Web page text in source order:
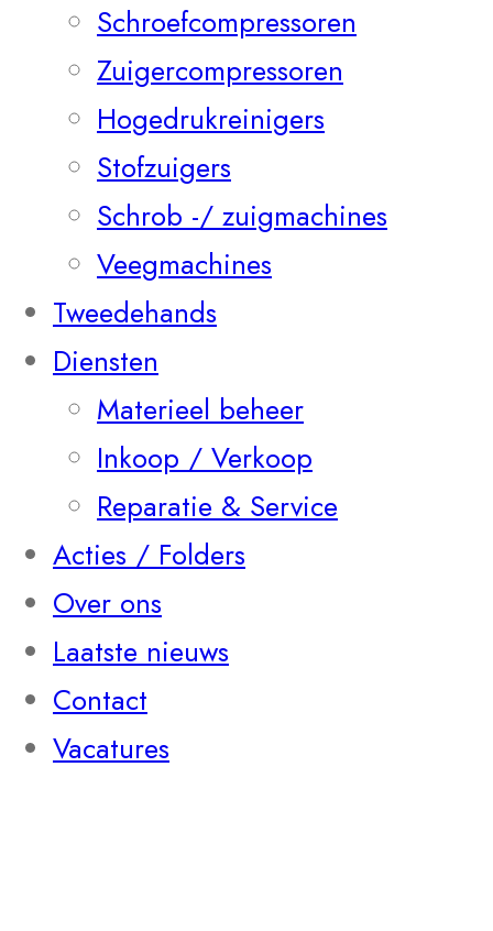
Schroefcompressoren
Zuigercompressoren
Hogedrukreinigers
Stofzuigers
Schrob -/ zuigmachines
Veegmachines
Tweedehands
Diensten
Materieel beheer
Inkoop / Verkoop
Reparatie & Service
Acties / Folders
Over ons
Laatste nieuws
Contact
Vacatures